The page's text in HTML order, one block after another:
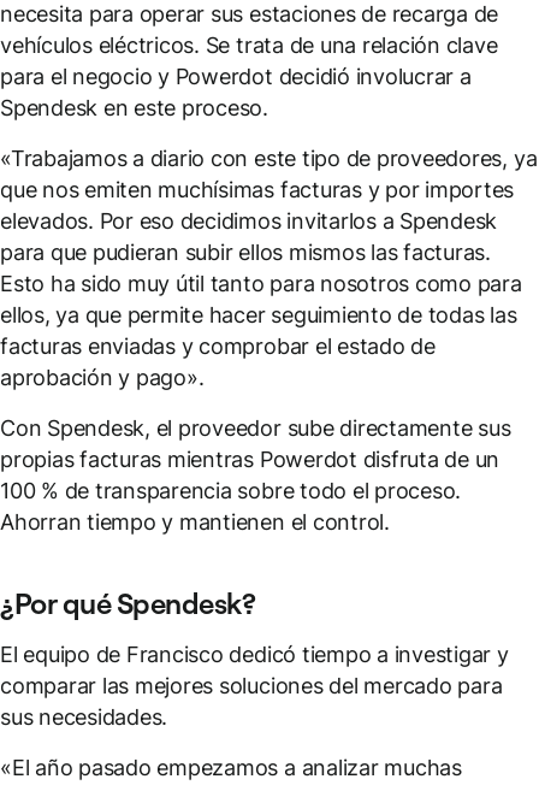
necesita para operar sus estaciones de recarga de
vehículos eléctricos. Se trata de una relación clave
para el negocio y Powerdot decidió involucrar a
Spendesk en este proceso.
«Trabajamos a diario con este tipo de proveedores, ya
que nos emiten muchísimas facturas y por importes
elevados. Por eso decidimos invitarlos a Spendesk
para que pudieran subir ellos mismos las facturas.
Esto ha sido muy útil tanto para nosotros como para
ellos, ya que permite hacer seguimiento de todas las
facturas enviadas y comprobar el estado de
aprobación y pago».
Con Spendesk, el proveedor sube directamente sus
propias facturas mientras Powerdot disfruta de un
100 % de transparencia sobre todo el proceso.
Ahorran tiempo y mantienen el control.
¿Por qué Spendesk?
El equipo de Francisco dedicó tiempo a investigar y
comparar las mejores soluciones del mercado para
sus necesidades.
«El año pasado empezamos a analizar muchas